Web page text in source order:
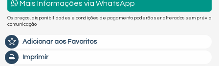
Mais Informações via WhatsApp
Os preços, disponibilidades e condições de pagamento poderão ser alterados sem prévia
comunicação.
Adicionar aos Favoritos
Imprimir